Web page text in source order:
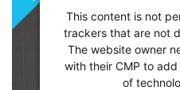
This content is not
trackers that are not
The website owner
with their CMP to
of